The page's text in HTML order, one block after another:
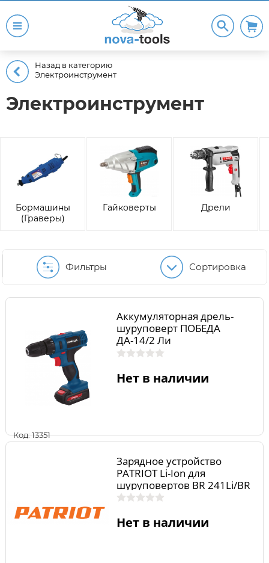
Назад в категорию
Электроинструмент
Электроинструмент
Бормашины
(Граверы)
Гайковерты
Дрели
Фильтры Сортировка
Код: 13351
Аккумуляторная дрель-
шуруповерт ПОБЕДА
ДА-14/2 Ли
Нет в наличии
Зарядное устройство
PATRIOT Li-Ion для
шуруповертов BR 241Li/BR
241Li-h
Нет в наличии